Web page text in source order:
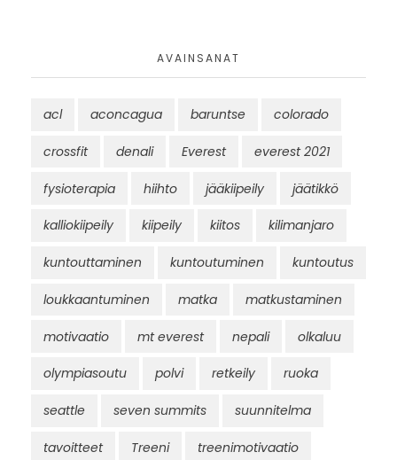
AVAINSANAT
acl aconcagua baruntse colorado
crossfit denali Everest everest 2021
fysioterapia hiihto jääkiipeily jäätikkö
kalliokiipeily kiipeily kiitos kilimanjaro
kuntouttaminen kuntoutuminen kuntoutus
loukkaantuminen matka matkustaminen
motivaatio mt everest nepali olkaluu
olympiasoutu polvi retkeily ruoka
seattle seven summits suunnitelma
tavoitteet Treeni treenimotivaatio